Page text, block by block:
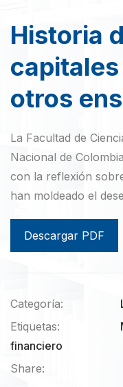
Historia
otros
La Facultad de
Nacional de
con la reflexión
han moldeado el
Descargar PDF
Categoría:
Etiquetas:
financiero
Share: